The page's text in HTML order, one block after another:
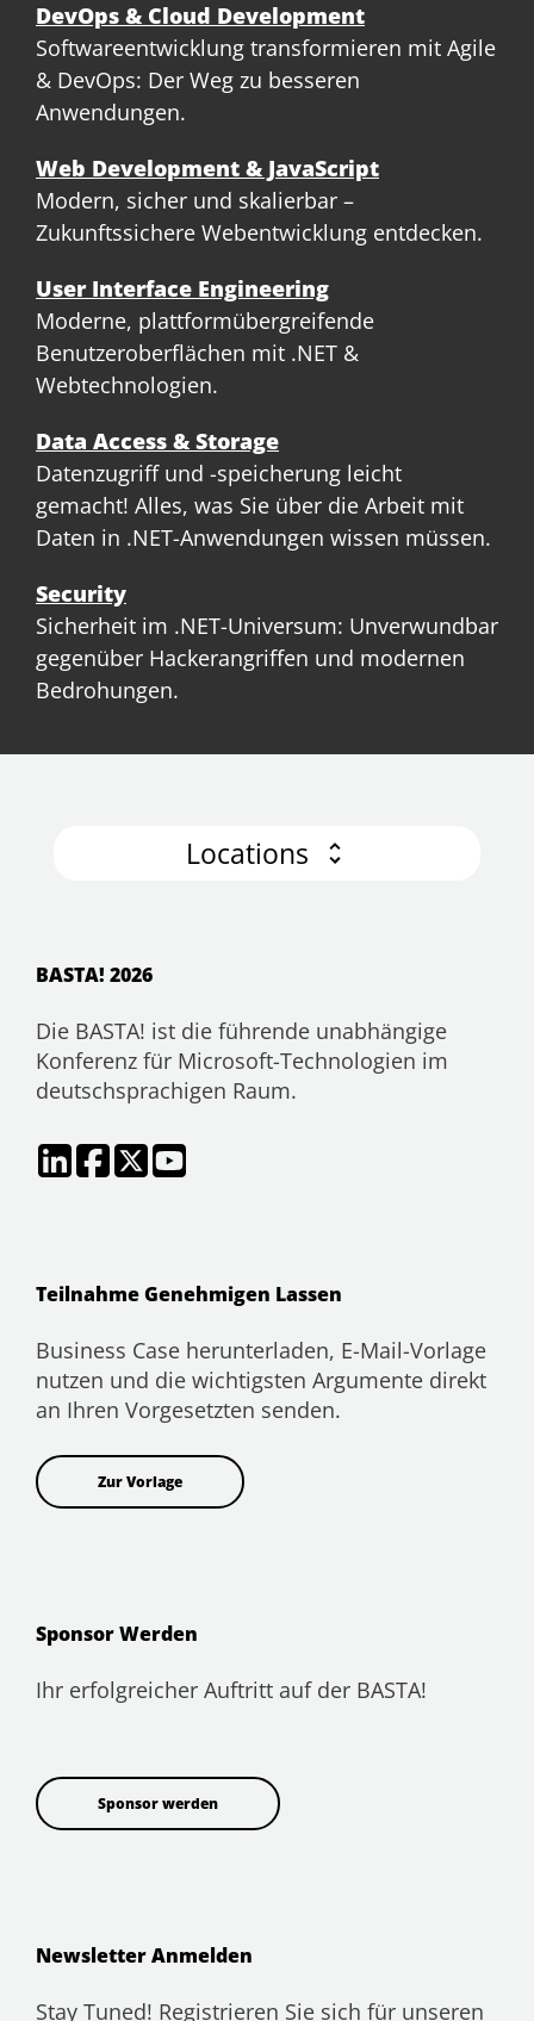
DevOps & Cloud Development
Softwareentwicklung transformieren mit Agile
& DevOps: Der Weg zu besseren
Anwendungen.
Web Development & JavaScript
Modern, sicher und skalierbar –
Zukunftssichere Webentwicklung entdecken.
User Interface Engineering
Moderne, plattformübergreifende
Benutzeroberflächen mit .NET &
Webtechnologien.
Data Access & Storage
Datenzugriff und -speicherung leicht
gemacht! Alles, was Sie über die Arbeit mit
Daten in .NET-Anwendungen wissen müssen.
Security
Sicherheit im .NET-Universum: Unverwundbar
gegenüber Hackerangriffen und modernen
Bedrohungen.
Locations
BASTA! 2026
Die BASTA! ist die führende unabhängige
Konferenz für Microsoft-Technologien im
deutschsprachigen Raum.
Teilnahme Genehmigen Lassen
Business Case herunterladen, E-Mail-Vorlage
nutzen und die wichtigsten Argumente direkt
an Ihren Vorgesetzten senden.
Zur Vorlage
Sponsor Werden
Ihr erfolgreicher Auftritt auf der BASTA!
Sponsor werden
Newsletter Anmelden
Stay Tuned! Registrieren Sie sich für unseren